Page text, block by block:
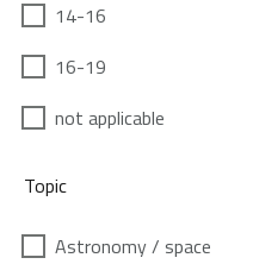
14-16
16-19
not applicable
Topic
Astronomy / space